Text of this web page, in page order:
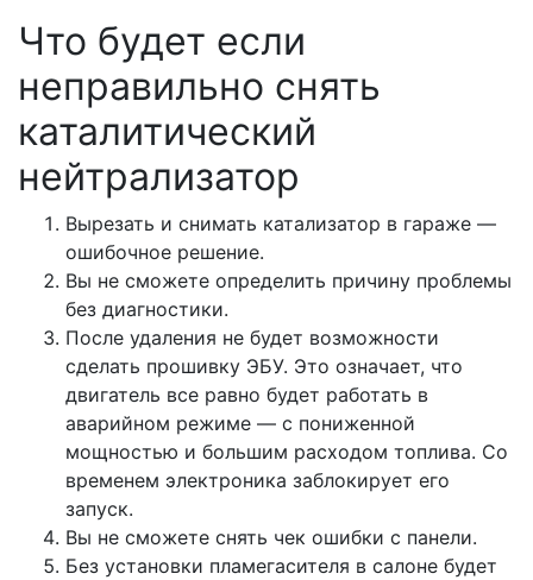
Что будет если
неправильно снять
каталитический
нейтрализатор
Вырезать и снимать катализатор в гараже —
ошибочное решение.
Вы не сможете определить причину проблемы
без диагностики.
После удаления не будет возможности
сделать прошивку ЭБУ. Это означает, что
двигатель все равно будет работать в
аварийном режиме — с пониженной
мощностью и большим расходом топлива. Со
временем электроника заблокирует его
запуск.
Вы не сможете снять чек ошибки с панели.
Без установки пламегасителя в салоне будет